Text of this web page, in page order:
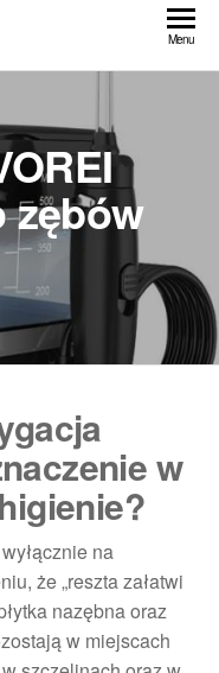
Menu
zębów
w
na
że „reszta załatwi
nazębna oraz
w miejscach